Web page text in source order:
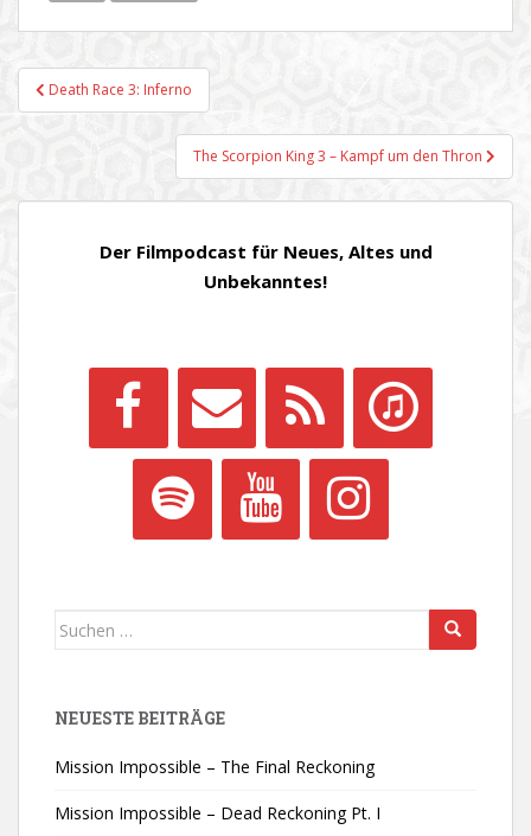
Beitragsnavigation
Death Race 3: Inferno
The Scorpion King 3 – Kampf um den Thron
Der Filmpodcast für Neues, Altes und
Unbekanntes!
Suchen
NEUESTE BEITRÄGE
Mission Impossible – The Final Reckoning
Mission Impossible – Dead Reckoning Pt. I